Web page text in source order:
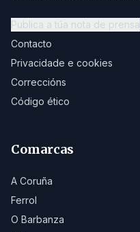
Publica a túa nota de prensa
Contacto
Privacidade e cookies
Correccións
Código ético
Comarcas
A Coruña
Ferrol
O Barbanza